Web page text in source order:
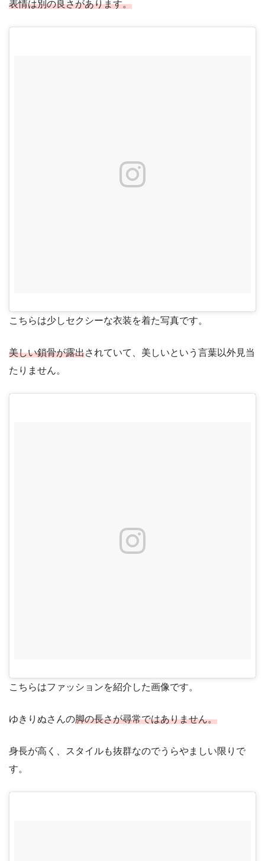
表情は別の良さがあります。
こちらは少しセクシーな衣装を着た写真です。
美しい鎖骨が露出されていて、美しいという言葉以外見当
たりません。
こちらはファッションを紹介した画像です。
ゆきりぬさんの脚の長さが尋常ではありません。
身長が高く、スタイルも抜群なのでうらやましい限りで
す。